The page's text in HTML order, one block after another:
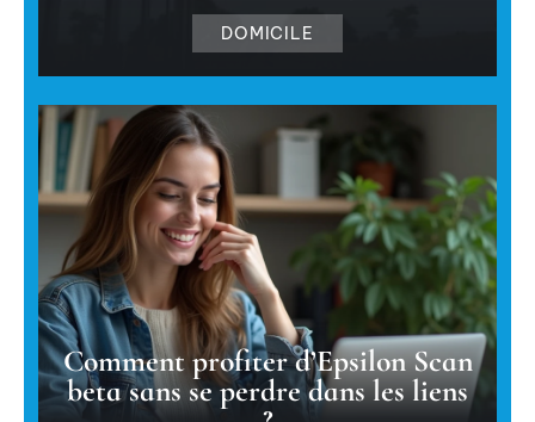
DOMICILE
Comment profiter d’Epsilon Scan
beta sans se perdre dans les liens